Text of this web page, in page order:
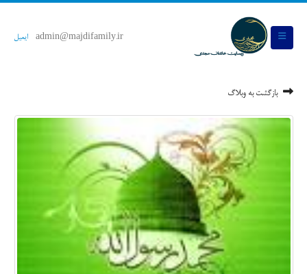
admin@majdifamily.ir ایمیل
بازگشت به وبلاگ